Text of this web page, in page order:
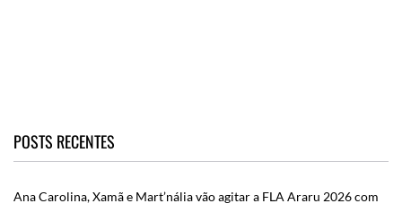
POSTS RECENTES
Ana Carolina, Xamã e Mart’nália vão agitar a FLA Araru 2026 com